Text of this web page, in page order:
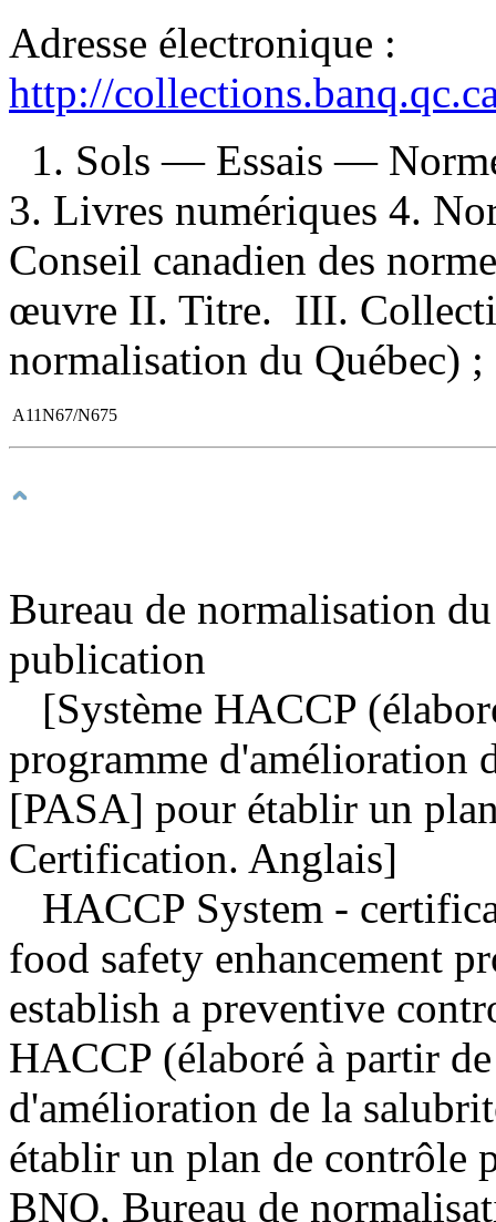
Adresse électronique :
http://
1. Sols — Essais —
3. Livres numériques 4.
Conseil canadien des
œuvre II. Titre. III.
normalisation du Québec)
A11N67/N675
Bureau de normalisation
publication
[Système HACCP
programme d'amélioration
[PASA] pour établir un
Certification. Anglais]
HACCP System -
food safety enhancement
establish a preventive
HACCP (élaboré à partir
d'amélioration de la
établir un plan de
BNQ, Bureau de